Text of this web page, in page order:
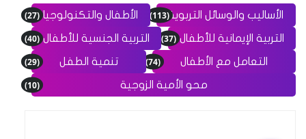
الأساليب والوسائل التربوية(113) الأطفال والتكنولوجيا (27)
التربية الإيمانية للأطفال (37) التربية الجنسية للأطفال (40)
التعامل مع الأطفال (74) تنمية الطفل (29)
محو الأمية الزوجية (10)